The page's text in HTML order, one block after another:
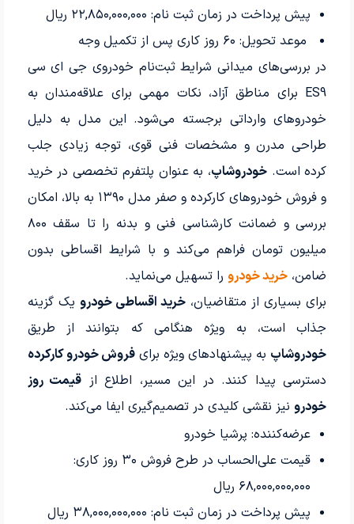
پیش پرداخت در زمان ثبت نام: ۲۲,۸۵۰,۰۰۰,۰۰۰ ریال
موعد تحویل: ۶۰ روز کاری پس از تکمیل وجه
در بررسی‌های میدانی شرایط ثبت‌نام خودروی جی ای سی
ES9 برای مناطق آزاد، نکات مهمی برای علاقه‌مندان به
خودروهای وارداتی برجسته می‌شود. این مدل به دلیل
طراحی مدرن و مشخصات فنی قوی، توجه زیادی جلب
کرده است.خودروشاپ، به عنوان پلتفرم تخصصی در خرید
و فروش خودروهای کارکرده و صفر مدل ۱۳۹۰ به بالا، امکان
بررسی و ضمانت کارشناسی فنی و بدنه را تا سقف ۸۰۰
میلیون تومان فراهم می‌کند و با شرایط اقساطی بدون
ضامن، خرید خودرورا تسهیل می‌نماید.
برای بسیاری از متقاضیان، خرید اقساطی خودرو یک گزینه
جذاب است، به ویژه هنگامی که بتوانند از طریق
خودروشاپ به پیشنهادهای ویژه برایفروش خودرو کارکرده
دسترسی پیدا کنند. در این مسیر، اطلاع از قیمت روز
خودرونیز نقشی کلیدی در تصمیم‌گیری ایفا می‌کند.
عرضه‌کننده: پرشیا خودرو
قیمت علی‌الحساب در طرح فروش ۳۰ روز کاری:
۶۸,۰۰۰,۰۰۰,۰۰۰ ریال
پیش پرداخت در زمان ثبت نام: ۳۸,۰۰۰,۰۰۰,۰۰۰ ریال